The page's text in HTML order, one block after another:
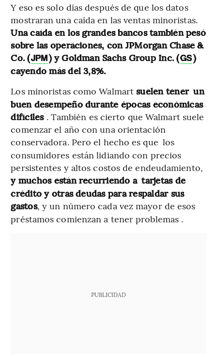
Y eso es solo días después de que los datos
mostraran una caída en las ventas minoristas.
Una caída en los grandes bancos también pesó
sobre las operaciones, con JPMorgan Chase &
Co. (JPM) y Goldman Sachs Group Inc. (GS)
cayendo más del 3,8%.
Los minoristas como Walmartsuelen tener un
buen desempeño durante épocas económicas
difíciles. También es cierto que Walmart suele
comenzar el año con una orientación
conservadora. Pero el hecho es que los
consumidores están lidiando con precios
persistentes y altos costos de endeudamiento,
y muchos están recurriendo a tarjetas de
crédito y otras deudas para respaldar sus
gastos, y un número cada vez mayor de esos
préstamos comienzan a tener problemas .
PUBLICIDAD